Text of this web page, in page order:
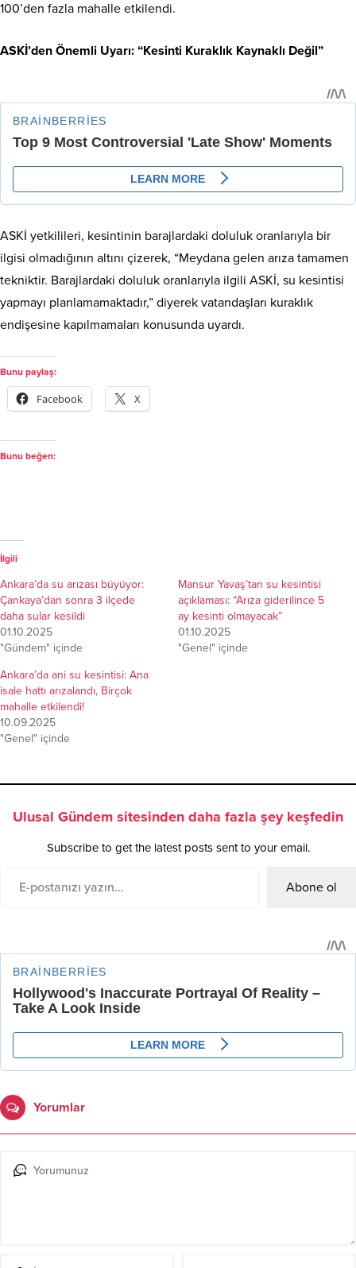
100’den fazla mahalle etkilendi.
ASKİ’den Önemli Uyarı: “Kesinti Kuraklık Kaynaklı Değil”
ASKİ yetkilileri, kesintinin barajlardaki doluluk oranlarıyla bir
ilgisi olmadığının altını çizerek, “Meydana gelen arıza tamamen
tekniktir. Barajlardaki doluluk oranlarıyla ilgili ASKİ, su kesintisi
yapmayı planlamamaktadır,” diyerek vatandaşları kuraklık
endişesine kapılmamaları konusunda uyardı.
Bunu paylaş:
Facebook X
Bunu beğen:
İlgili
Ankara’da su arızası büyüyor:
Çankaya’dan sonra 3 ilçede
daha sular kesildi
01.10.2025
"Gündem" içinde
Mansur Yavaş’tan su kesintisi
açıklaması: “Arıza giderilince 5
ay kesinti olmayacak”
01.10.2025
"Genel" içinde
Ankara’da ani su kesintisi: Ana
isale hattı arızalandı, Birçok
mahalle etkilendi!
10.09.2025
"Genel" içinde
Ulusal Gündem sitesinden daha fazla şey keşfedin
Subscribe to get the latest posts sent to your email.
Abone ol
Yorumlar